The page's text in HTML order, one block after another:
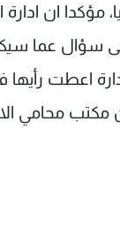
مؤكدا ان
سؤال عما
اعطت
مكتب محامي